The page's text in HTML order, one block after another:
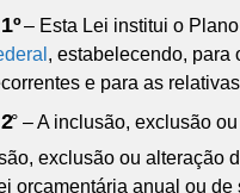
– Esta Lei institui o
, estabelecendo, para
e para as
° – A inclusão, exclusão
exclusão ou alteração
orçamentária anual ou